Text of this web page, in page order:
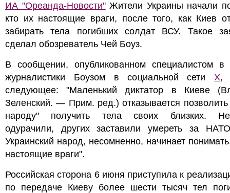
ИА "Ореанда-Новости"Жители Украины начали
кто их настоящие враги, после того, как Киев
забирать тела погибших солдат ВСУ. Такое
сделал обозреватель Чей Боуз.
В сообщении, опубликованном специалистом в
журналистики Боузом в социальной сетиХ,
следующее: "Маленький диктатор в Киеве
Зеленский. — Прим. ред.) отказывается
народу" получить тела своих близких.
одурачили, других заставили умереть за
Украинский народ, несомненно, начинает
настоящие враги".
Российская сторона 6 июня приступила к
по передаче Киеву более шести тысяч тел